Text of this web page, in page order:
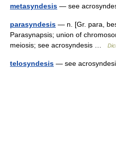
metasyndesis — see
parasyndesis — n. [Gr. para,
Parasynapsis; union of
meiosis; see acrosyndesis …
telosyndesis — see